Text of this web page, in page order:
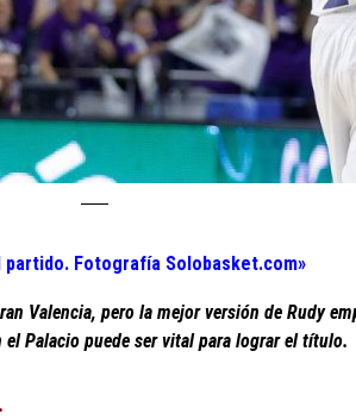
partido. Fotografía Solobasket.com»
Valencia, pero la mejor versión de Rudy
Palacio puede ser vital para lograr el título.